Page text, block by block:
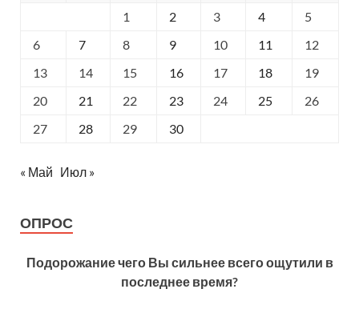
1
2 3 4
5
6
7 8 9 10 11
12
13
14 15 16 17 18
19
20
21 22 23 24 25
26
27
28 29 30
« Май Июл »
ОПРОС
Подорожание чего Вы сильнее всего ощутили в
последнее время?